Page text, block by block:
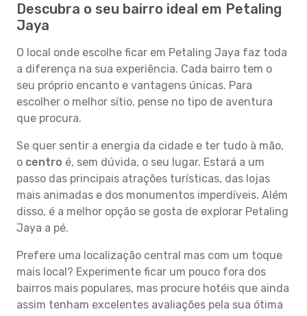
Descubra o seu bairro ideal em Petaling
Jaya
O local onde escolhe ficar em Petaling Jaya faz toda
a diferença na sua experiência. Cada bairro tem o
seu próprio encanto e vantagens únicas. Para
escolher o melhor sítio, pense no tipo de aventura
que procura.
Se quer sentir a energia da cidade e ter tudo à mão,
o centro é, sem dúvida, o seu lugar. Estará a um
passo das principais atrações turísticas, das lojas
mais animadas e dos monumentos imperdíveis. Além
disso, é a melhor opção se gosta de explorar Petaling
Jaya a pé.
Prefere uma localização central mas com um toque
mais local? Experimente ficar um pouco fora dos
bairros mais populares, mas procure hotéis que ainda
assim tenham excelentes avaliações pela sua ótima